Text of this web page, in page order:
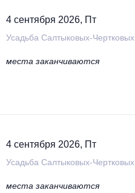
4 сентября 2026, Пт
Усадьба Салтыковых-Чертковых
места заканчиваются
4 сентября 2026, Пт
Усадьба Салтыковых-Чертковых
места заканчиваются